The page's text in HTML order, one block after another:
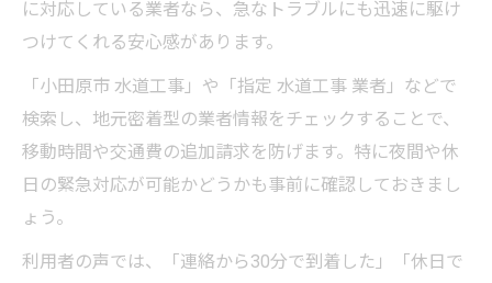
に対応している業者なら、急なトラブルにも迅速に駆け
つけてくれる安心感があります。
「小田原市 水道工事」や「指定 水道工事 業者」などで
検索し、地元密着型の業者情報をチェックすることで、
移動時間や交通費の追加請求を防げます。特に夜間や休
日の緊急対応が可能かどうかも事前に確認しておきまし
ょう。
利用者の声では、「連絡から30分で到着した」「休日で